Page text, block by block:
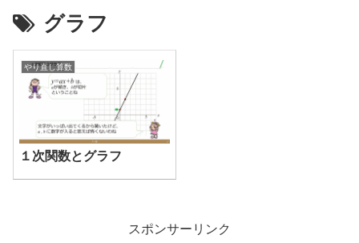
グラフ
やり直し算数
１次関数とグラフ
スポンサーリンク